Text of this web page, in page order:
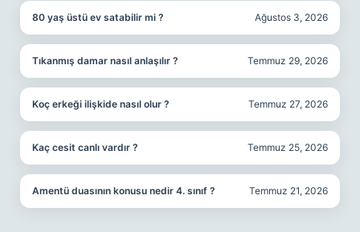
80 yaş üstü ev satabilir mi ? Ağustos 3, 2026
Tıkanmış damar nasıl anlaşılır ? Temmuz 29, 2026
Koç erkeği ilişkide nasıl olur ? Temmuz 27, 2026
Kaç cesit canlı vardır ? Temmuz 25, 2026
Amentü duasının konusu nedir 4. sınıf ? Temmuz 21, 2026